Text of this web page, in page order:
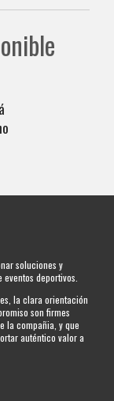
soluciones y
deportivos.
la clara orientación
son firmes
la compañia, y que
auténtico valor a